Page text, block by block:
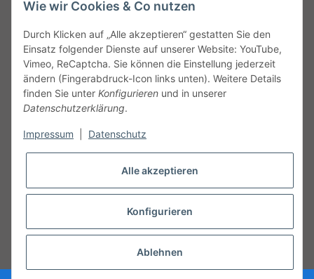
Leibnizstraße 2a
Germany
Phone:+49 40 5287270
Fax:+49 40 5281050
Email:sales@tow-automotive.de
* Alle Preise inkl. gesetzlicher USt.
Wie wir Cookies & Co nutzen
Durch Klicken auf „Alle akzeptieren“ gestatten Sie den
Einsatz folgender Dienste auf unserer Website: YouTube,
Vimeo, ReCaptcha. Sie können die Einstellung jederzeit
ändern (Fingerabdruck-Icon links unten). Weitere Details
finden Sie unter Konfigurieren und in unserer
Datenschutzerklärung.
Impressum Datenschutz
Alle akzeptieren
Konfigurieren
Ablehnen